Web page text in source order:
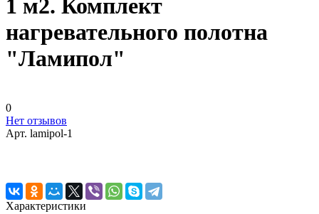
1 м2. Комплект
нагревательного полотна
"Ламипол"
0
Нет отзывов
Арт. lamipol-1
Характеристики